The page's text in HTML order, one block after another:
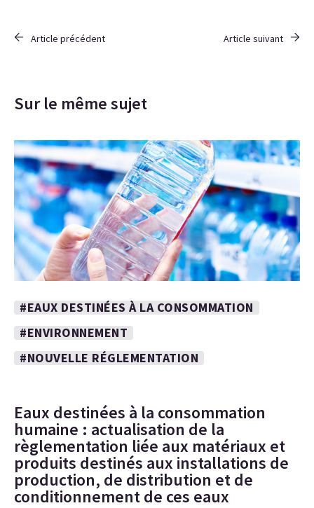
Article précédent Article suivant
Sur le même sujet
#EAUX DESTINÉES À LA CONSOMMATION
#ENVIRONNEMENT
#NOUVELLE RÉGLEMENTATION
Eaux destinées à la consommation
humaine : actualisation de la
règlementation liée aux matériaux et
produits destinés aux installations de
production, de distribution et de
conditionnement de ces eaux